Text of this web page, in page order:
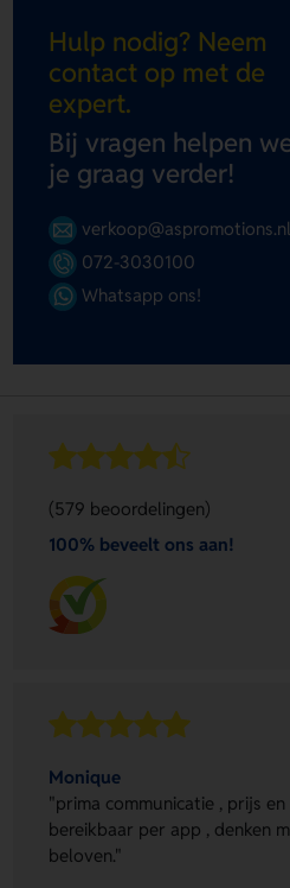
Hulp nodig? Neem
contact op met de
expert.
Bij vragen helpen
je graag verder!
verkoop@aspromotions.nl
072-3030100
Whatsapp ons!
(579 beoordelingen)
100% beveelt ons aan!
Monique
"prima communicatie , prijs
bereikbaar per app , denken
beloven."